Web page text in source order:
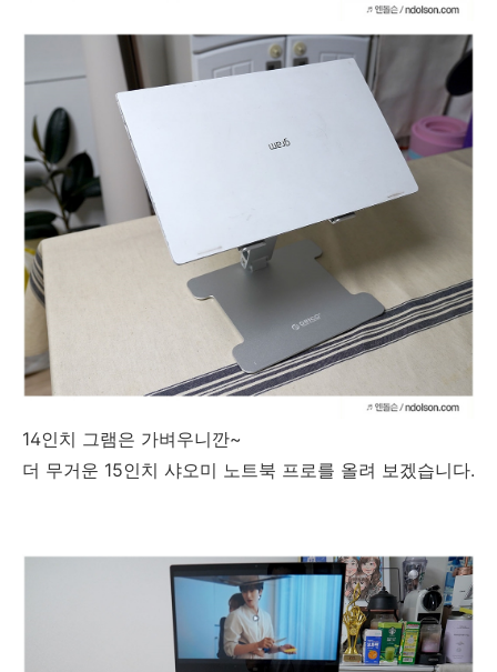
14인치 그램은 가벼우니깐~
더 무거운 15인치 샤오미 노트북 프로를 올려 보겠습니다.